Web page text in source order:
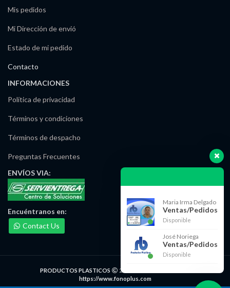
Mis pedidos
Mi Dirección de envió
Estado de mi pedido
Contacto
INFORMACIONES
Política de privacidad
Términos y condiciones
Términos de despacho
Preguntas Frecuentes
ENVÍOSVIA:
Encuéntranos en:
Contact Us
PRODUCTOS PLASTICOS
2021 DESARROLLADO POR
https://www.fonoplus.com
Maria Irma Delgado
Ventas/Pedidos
Disponible
José Noriega
Ventas/Pedidos
Disponible